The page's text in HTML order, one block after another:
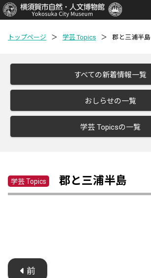
トップページ ＞ 学芸 Topics ＞ 郡と三浦半島
すべての新着情報一覧
おしらせの一覧
学芸 Topicsの一覧
学芸 Topics 郡と三浦半島
前